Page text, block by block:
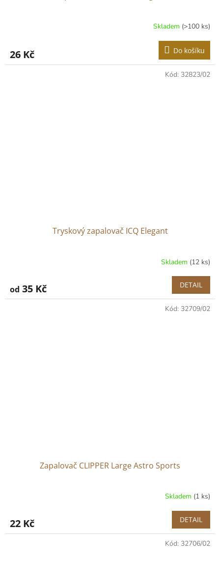
Skladem (>100 ks)
26 Kč Do košíku
Tryskový zapalovač ICQ Elegant
Skladem (12 ks)
od 35 Kč DETAIL
Kód: 32823/02
Zapalovač CLIPPER Large Astro Sports
Skladem (1 ks)
22 Kč DETAIL
Kód: 32709/02
Kód: 32706/02